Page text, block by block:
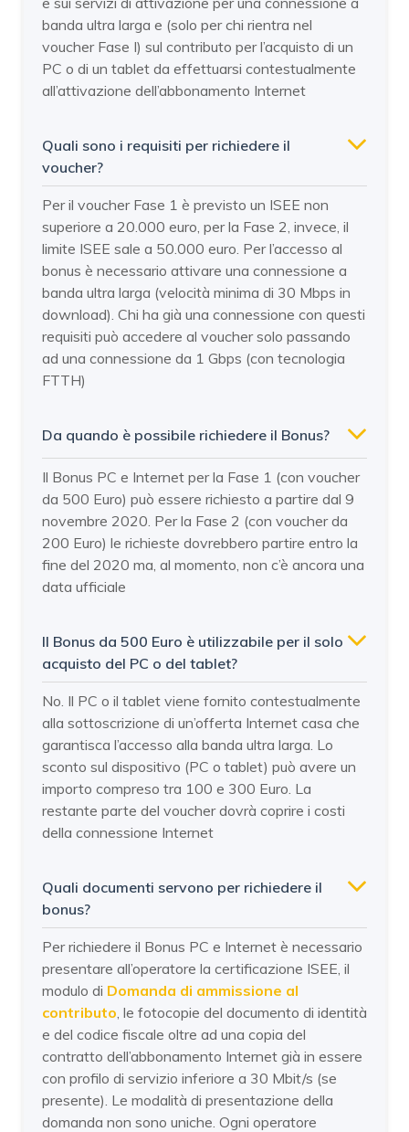
banda ultra larga e (solo per chi rientra nel
voucher Fase I) sul contributo per l’acquisto di un
PC o di un tablet da effettuarsi contestualmente
all’attivazione dell’abbonamento Internet
Quali sono i requisiti per richiedere il
voucher?
Per il voucher Fase 1 è previsto un ISEE non
superiore a 20.000 euro, per la Fase 2, invece, il
limite ISEE sale a 50.000 euro. Per l’accesso al
bonus è necessario attivare una connessione a
banda ultra larga (velocità minima di 30 Mbps in
download). Chi ha già una connessione con questi
requisiti può accedere al voucher solo passando
ad una connessione da 1 Gbps (con tecnologia
FTTH)
Da quando è possibile richiedere il Bonus?
Il Bonus PC e Internet per la Fase 1 (con voucher
da 500 Euro) può essere richiesto a partire dal 9
novembre 2020. Per la Fase 2 (con voucher da
200 Euro) le richieste dovrebbero partire entro la
fine del 2020 ma, al momento, non c’è ancora una
data ufficiale
Il Bonus da 500 Euro è utilizzabile per il solo
acquisto del PC o del tablet?
No. Il PC o il tablet viene fornito contestualmente
alla sottoscrizione di un’offerta Internet casa che
garantisca l’accesso alla banda ultra larga. Lo
sconto sul dispositivo (PC o tablet) può avere un
importo compreso tra 100 e 300 Euro. La
restante parte del voucher dovrà coprire i costi
della connessione Internet
Quali documenti servono per richiedere il
bonus?
Per richiedere il Bonus PC e Internet è necessario
presentare all’operatore la certificazione ISEE, il
modulo di Domanda di ammissione al
contributo , le fotocopie del documento di identità
e del codice fiscale oltre ad una copia del
contratto dell’abbonamento Internet già in essere
con profilo di servizio inferiore a 30 Mbit/s (se
presente). Le modalità di presentazione della
domanda non sono uniche. Ogni operatore